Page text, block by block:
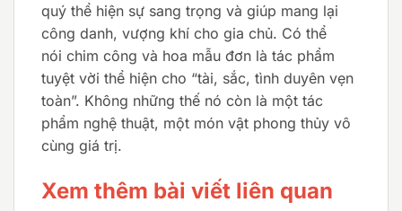
quý thể hiện sự sang trọng và giúp mang lại
công danh, vượng khí cho gia chủ. Có thể
nói chim công và hoa mẫu đơn là tác phẩm
tuyệt vời thể hiện cho “tài, sắc, tình duyên vẹn
toàn”. Không những thế nó còn là một tác
phẩm nghệ thuật, một món vật phong thủy vô
cùng giá trị.
Xem thêm bài viết liên quan